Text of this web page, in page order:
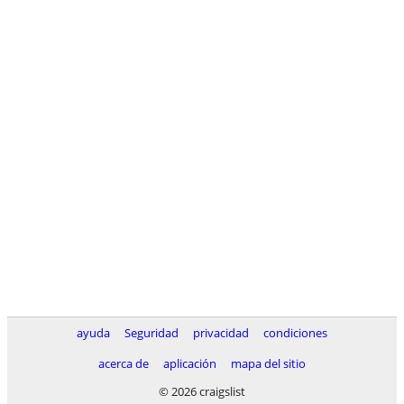
ayuda Seguridad privacidad
condiciones
acerca de
aplicación
mapa del sitio
© 2026 craigslist